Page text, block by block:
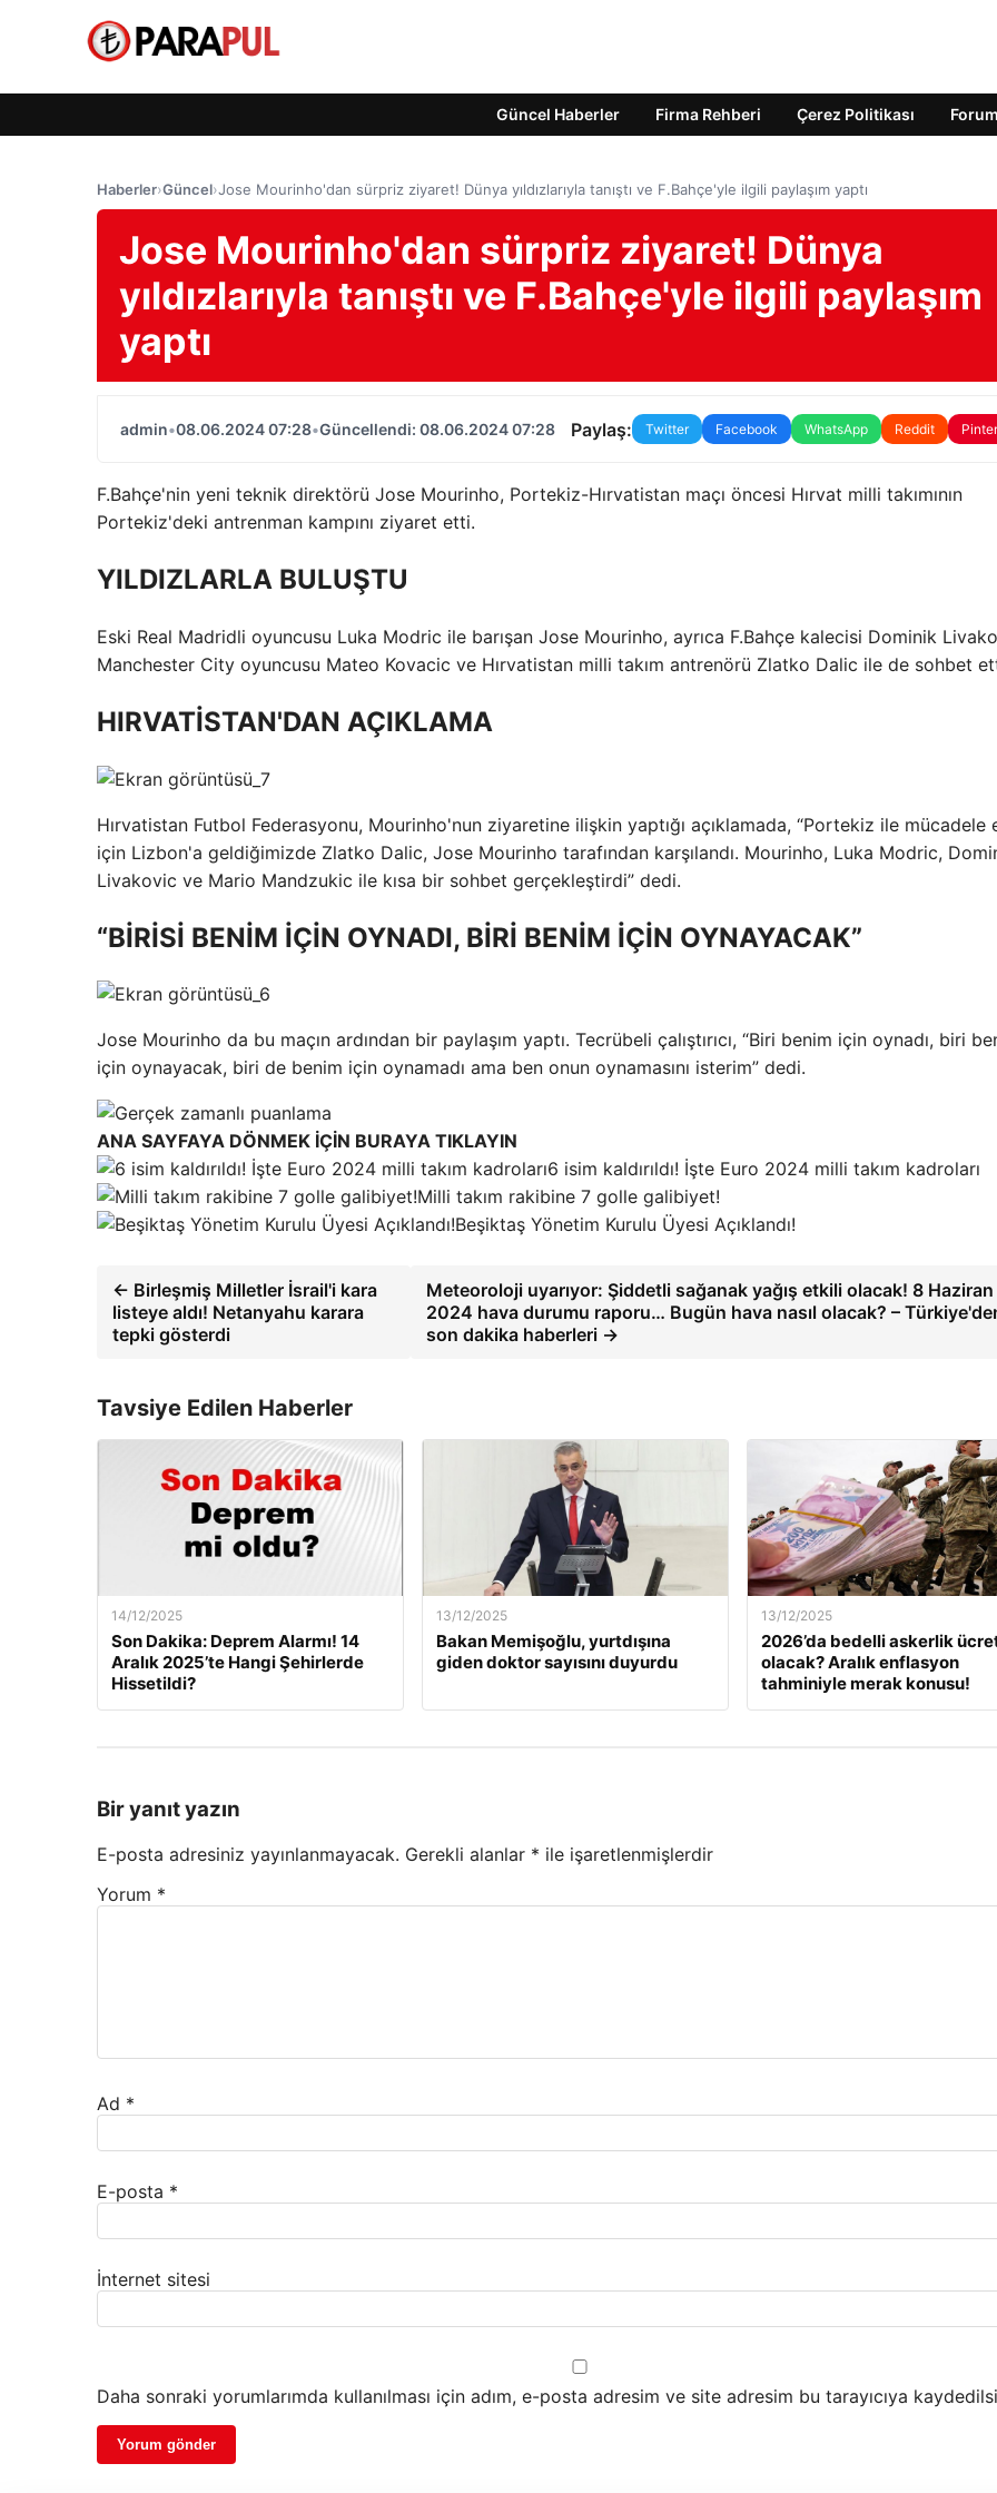
Güncel Haberler Firma Rehberi Çerez Politikası Forum
Haberler›Güncel›Jose Mourinho'dan sürpriz ziyaret! Dünya yıldızlarıyla tanıştı ve F.Bahçe'yle ilgili paylaşım yaptı
Jose Mourinho'dan sürpriz ziyaret! Dünya
yıldızlarıyla tanıştı ve F.Bahçe'yle ilgili paylaşım
yaptı
admin•08.06.2024 07:28•Güncellendi: 08.06.2024 07:28 Paylaş: Twitter Facebook WhatsApp Reddit
F.Bahçe'nin yeni teknik direktörü Jose Mourinho, Portekiz-Hırvatistan maçı öncesi Hırvat milli takımının
Portekiz'deki antrenman kampını ziyaret etti.
YILDIZLARLA BULUŞTU
Eski Real Madridli oyuncusu Luka Modric ile barışan Jose Mourinho, ayrıca F.Bahçe kalecisi Dominik
Manchester City oyuncusu Mateo Kovacic ve Hırvatistan milli takım antrenörü Zlatko Dalic ile de sohbet
HIRVATİSTAN'DAN AÇIKLAMA
Hırvatistan Futbol Federasyonu, Mourinho'nun ziyaretine ilişkin yaptığı açıklamada, “Portekiz ile mücadele
için Lizbon'a geldiğimizde Zlatko Dalic, Jose Mourinho tarafından karşılandı. Mourinho, Luka Modric,
Livakovic ve Mario Mandzukic ile kısa bir sohbet gerçekleştirdi” dedi.
“BİRİSİ BENİM İÇİN OYNADI, BİRİ BENİM İÇİN OYNAYACAK”
Jose Mourinho da bu maçın ardından bir paylaşım yaptı. Tecrübeli çalıştırıcı, “Biri benim için oynadı, biri
için oynayacak, biri de benim için oynamadı ama ben onun oynamasını isterim” dedi.
ANA SAYFAYA DÖNMEK İÇİN BURAYA TIKLAYIN
6 isim kaldırıldı! İşte Euro 2024 milli takım kadroları
Milli takım rakibine 7 golle galibiyet!
Beşiktaş Yönetim Kurulu Üyesi Açıklandı!
← Birleşmiş Milletler İsrail'i kara
listeye aldı! Netanyahu karara
tepki gösterdi
Meteoroloji uyarıyor: Şiddetli sağanak yağış etkili olacak! 8 Haziran
2024 hava durumu raporu… Bugün hava nasıl olacak? –
son dakika haberleri →
Tavsiye Edilen Haberler
14/12/2025
Son Dakika: Deprem Alarmı! 14
Aralık 2025’te Hangi Şehirlerde
Hissetildi?
13/12/2025
Bakan Memişoğlu, yurtdışına
giden doktor sayısını duyurdu
13/12/2025
2026’da bedelli askerlik
olacak? Aralık enflasyon
tahminiyle merak konusu!
Bir yanıt yazın
E-posta adresiniz yayınlanmayacak. Gerekli alanlar * ile işaretlenmişlerdir
Yorum *
Ad *
E-posta *
İnternet sitesi
Daha sonraki yorumlarımda kullanılması için adım, e-posta adresim ve site adresim bu tarayıcıya